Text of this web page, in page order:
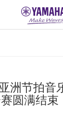
洲节拍
圆满结束